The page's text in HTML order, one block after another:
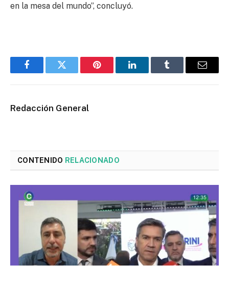
en la mesa del mundo”, concluyó.
FacebookTwitter Pinterest LinkedInTumblr Email
Redacción General
CONTENIDO RELACIONADO